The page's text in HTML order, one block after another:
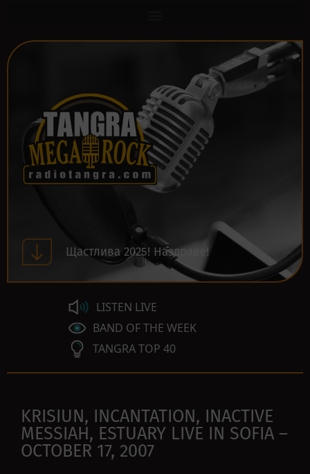
Щастлива 2025! Наздраве!
LISTEN LIVE
BAND OF THE WEEK
TANGRA TOP 40
KRISIUN, INCANTATION, INACTIVE
MESSIAH, ESTUARY LIVE IN SOFIA –
OCTOBER 17, 2007